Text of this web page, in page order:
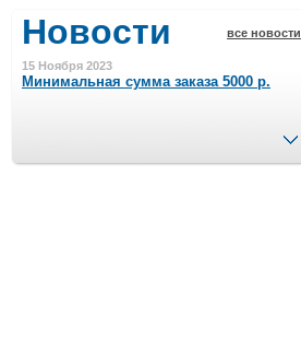
Новости все новости
15 Ноября 2023
Минимальная сумма заказа 5000 р.
Шляпные коробочки производим